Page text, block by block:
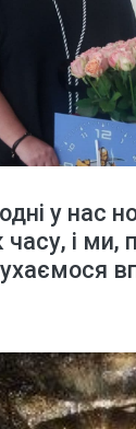
у нас
часу, і ми,